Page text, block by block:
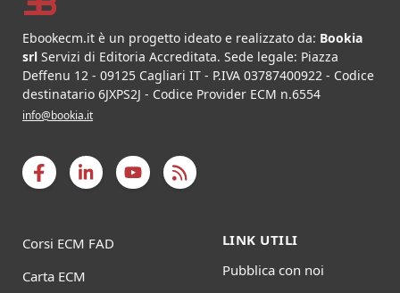
Ebookecm.it è un progetto ideato e realizzato da: Bookia
srl Servizi di Editoria Accreditata. Sede legale: Piazza
Deffenu 12 - 09125 Cagliari IT - P.IVA 03787400922 - Codice
destinatario 6JXPS2J - Codice Provider ECM n.6554
info@bookia.it
Corsi ECM FAD
Carta ECM
LINK UTILI
Pubblica con noi